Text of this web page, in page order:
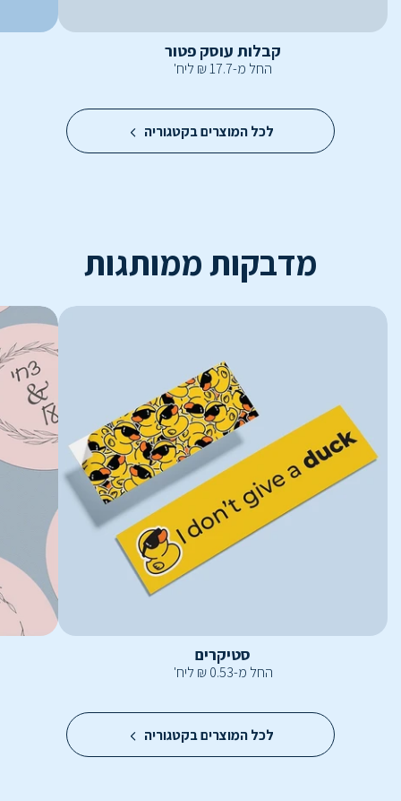
קבלות עוסק פטור
החל מ-17.7
₪ ליח'
לכל המוצרים בקטגוריה
מדבקות ממותגות
סטיקרים
החל מ-0.53
₪ ליח'
לכל המוצרים בקטגוריה